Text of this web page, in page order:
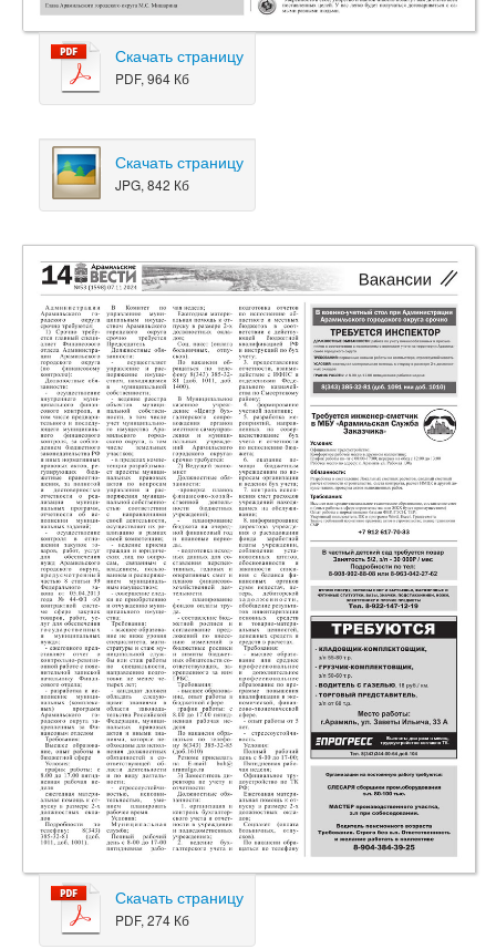
Скачать страницу
PDF, 964 Кб
Скачать страницу
JPG, 842 Кб
Скачать страницу
PDF, 274 Кб